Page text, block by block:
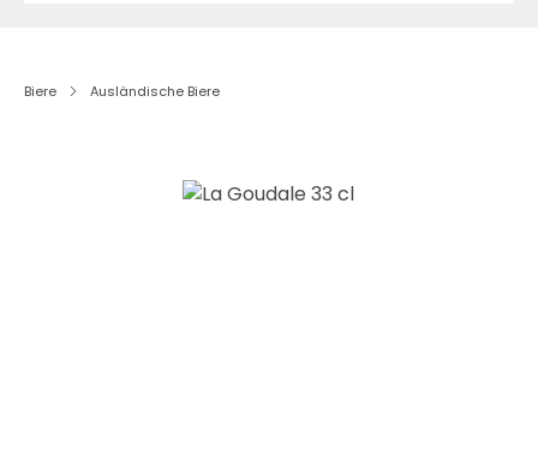
Biere Ausländische Biere